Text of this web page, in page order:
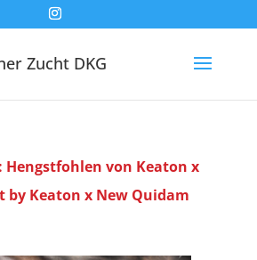
Zucht DKG
Hengstfohlen von Keaton x
by Keaton x New Quidam